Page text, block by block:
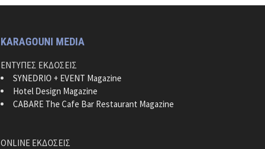
KARAGOUNI MEDIA
ΕΝΤΥΠΕΣ ΕΚΔΟΣΕΙΣ
SYNEDRIO + EVENT Magazine
Hotel Design Magazine
CABARE The Cafe Bar Restaurant Magazine
ONLINE ΕΚΔΟΣΕΙΣ